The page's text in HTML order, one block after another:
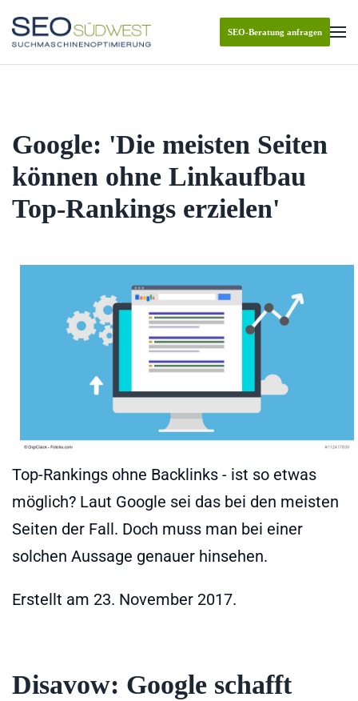
Skip to main content
SEO-Beratung anfragen
Google: 'Die meisten Seiten
können ohne Linkaufbau
Top-Rankings erzielen'
Top-Rankings ohne Backlinks - ist so etwas
möglich? Laut Google sei das bei den meisten
Seiten der Fall. Doch muss man bei einer
solchen Aussage genauer hinsehen.
Erstellt am 23. November 2017.
Disavow: Google schafft